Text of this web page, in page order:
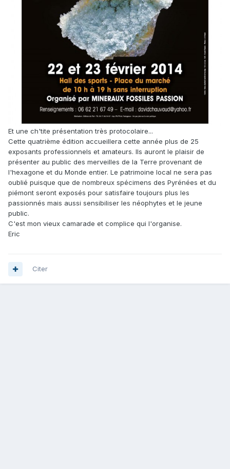
Et une ch'tite présentation très protocolaire...
Cette quatrième édition accueillera cette année plus de 25
exposants professionnels et amateurs. Ils auront le plaisir de
présenter au public des merveilles de la Terre provenant de
l'hexagone et du Monde entier. Le patrimoine local ne sera pas
oublié puisque que de nombreux spécimens des Pyrénées et du
piémont seront exposés pour satisfaire toujours plus les
passionnés mais aussi sensibiliser les néophytes et le jeune
public.
C'est mon vieux camarade et complice qui l'organise.
Eric
Citer